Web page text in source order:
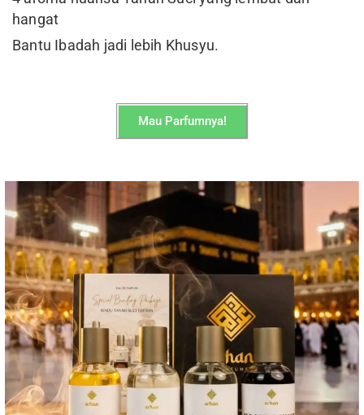
hangat
Bantu Ibadah jadi lebih Khusyu.
Mau Parfumnya!